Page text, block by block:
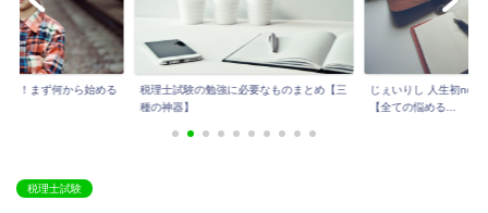
必要なものまとめ【三
じぇいりし 人生初noteを公開しました！
【全ての悩める...
今話題のスタディング
メリット・デメリッ...
税理士試験